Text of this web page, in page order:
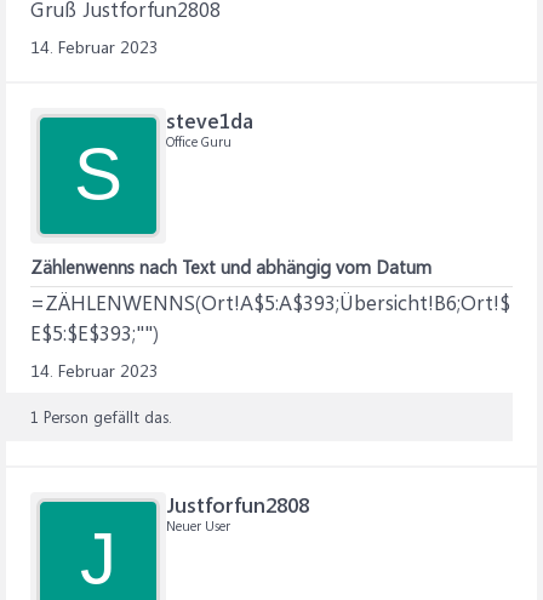
Gruß Justforfun2808
14. Februar 2023
S
steve1da
Office Guru
Zählenwenns nach Text und abhängig vom Datum
=ZÄHLENWENNS(Ort!A$5:A$393;Übersicht!B6;Ort!$
E$5:$E$393;"")
14. Februar 2023
1 Person gefällt das.
J
Justforfun2808
Neuer User